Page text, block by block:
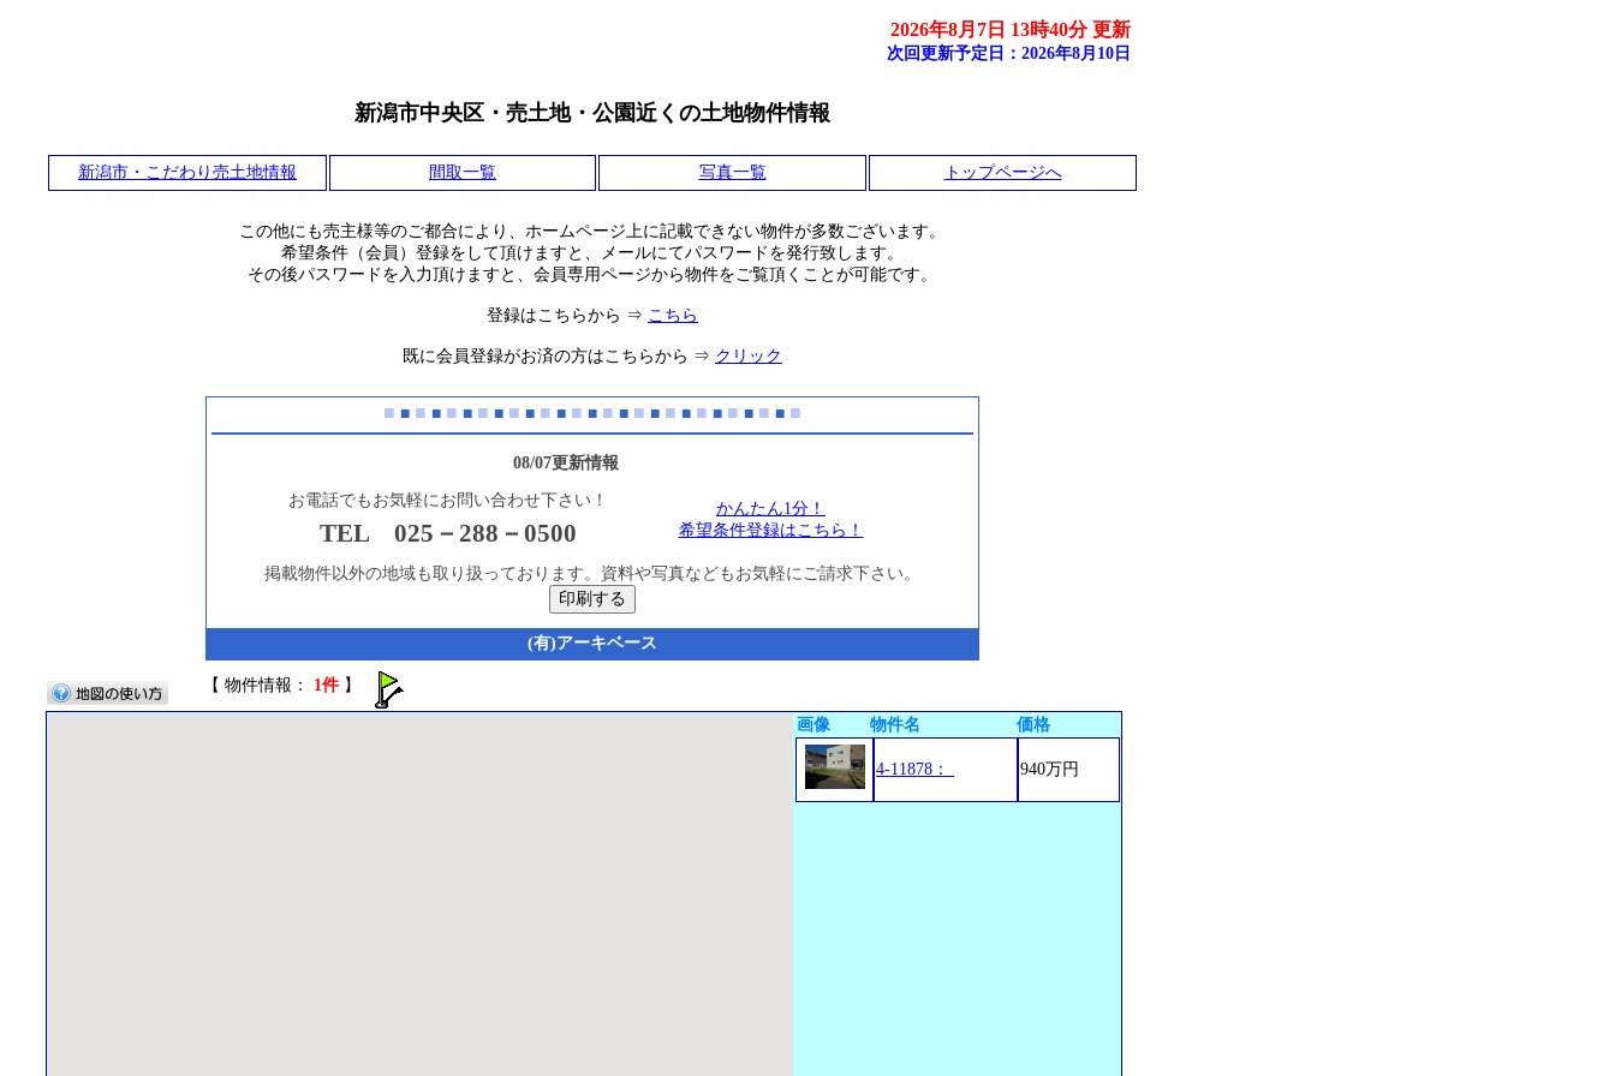
2026年8月7日 13時40分 更新
次回更新予定日：2026年8月10日
新潟市中央区・売土地・公園近くの土地物件情報
新潟市・こだわり売土地情報 間取一覧 写真一覧 トップページへ
この他にも売主様等のご都合により、ホームページ上に記載できない物件が多数ございます。
希望条件（会員）登録をして頂けますと、メールにてパスワードを発行致します。
その後パスワードを入力頂けますと、会員専用ページから物件をご覧頂くことが可能です。
登録はこちらから ⇒ こちら
既に会員登録がお済の方はこちらから ⇒ クリック
■ ■ ■ ■ ■ ■ ■ ■ ■ ■ ■ ■ ■ ■ ■ ■ ■ ■ ■ ■ ■ ■ ■ ■ ■ ■ ■
08/07更新情報
お電話でもお気軽にお問い合わせ下さい！
かんたん1分！
希望条件登録はこちら！
TEL 025－288－0500
掲載物件以外の地域も取り扱っております。資料や写真などもお気軽にご請求下さい。
(有)アーキベース
【 物件情報： 1件】
画像 物件名 価格
4-11878： 940万円